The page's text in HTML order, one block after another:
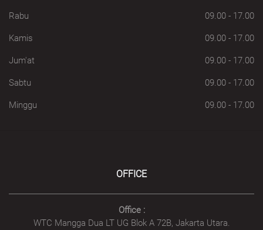
Rabu 09.00 - 17.00
Kamis 09.00 - 17.00
Jum'at 09.00 - 17.00
Sabtu 09.00 - 17.00
Minggu 09.00 - 17.00
OFFICE
Office :
WTC Mangga Dua LT UG Blok A 72B, Jakarta Utara.